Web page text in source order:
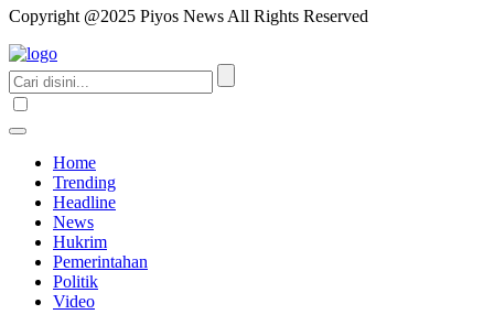
Copyright @2025 Piyos News All Rights Reserved
Home
Trending
Headline
News
Hukrim
Pemerintahan
Politik
Video